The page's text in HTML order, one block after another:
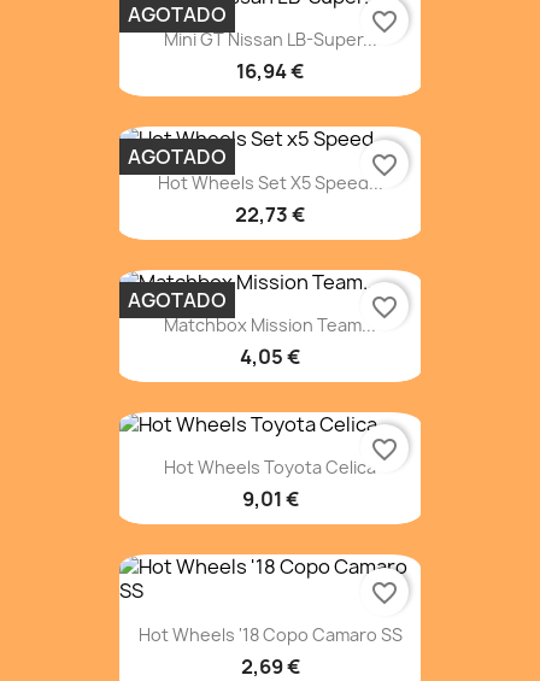
Mini GT Nissan LB-Super...
16,94 €
AGOTADO favorite_border
Hot Wheels Set X5 Speed...
22,73 €
AGOTADO favorite_border
Matchbox Mission Team...
4,05 €
AGOTADO favorite_border
Hot Wheels Toyota Celica
9,01 €
favorite_border
Hot Wheels '18 Copo Camaro SS
2,69 €
favorite_border